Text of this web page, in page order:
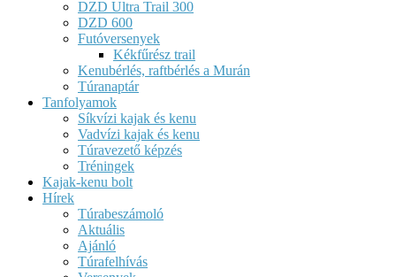
DZD Ultra Trail 300
DZD 600
Futóversenyek
Kékfűrész trail
Kenubérlés, raftbérlés a Murán
Túranaptár
Tanfolyamok
Síkvízi kajak és kenu
Vadvízi kajak és kenu
Túravezető képzés
Tréningek
Kajak-kenu bolt
Hírek
Túrabeszámoló
Aktuális
Ajánló
Túrafelhívás